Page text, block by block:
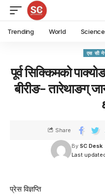
Trending World Science
एस सी
पूर्व सिक्किमको
बीरीङ- तारेथाङग्
Last
By SC Desk
Share
प्रेस विज्ञप्ति